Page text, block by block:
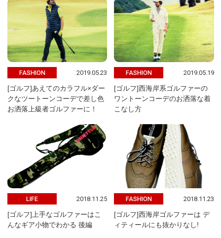
FASHION 2019.05.23
[ゴルフ]あえてのカラフル×ダー
クなツートーンコーデで差し色
お洒落上級者ゴルファーに！
FASHION 2019.05.19
[ゴルフ]西海岸系ゴルファーの
ワントーンコーデのお洒落な着
こなし方
LIFE 2018.11.25
[ゴルフ]上手なゴルファーはこ
んなギア小物でわかる 後編
FASHION 2018.11.23
[ゴルフ]西海岸ゴルファーは デ
ィティールにも抜かりなし!